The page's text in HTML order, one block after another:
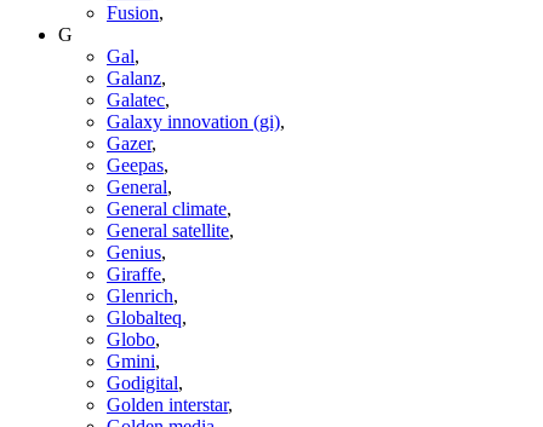
Fusion,
G
Gal,
Galanz,
Galatec,
Galaxy innovation (gi),
Gazer,
Geepas,
General,
General climate,
General satellite,
Genius,
Giraffe,
Glenrich,
Globalteq,
Globo,
Gmini,
Godigital,
Golden interstar,